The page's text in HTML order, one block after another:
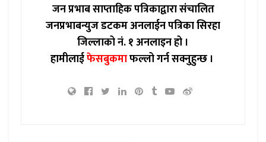
जन प्रभाब साप्ताहिक पत्रिकाद्वारा संचालित
जनप्रभाबन्युज डटकम अनलाईन पत्रिका सिरहा
जिल्लाको नं. १ अनलाइन हो ।
हामीलाईफेसबुकमाफल्लो गर्न सक्नुहुन्छ ।